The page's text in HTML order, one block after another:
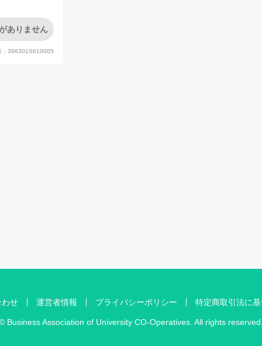
ありません
：396301S610005
せ 運営者情報 プライバシーポリシー 特定商取引法に
Business Association of University CO-Operatives. All rights reserved.